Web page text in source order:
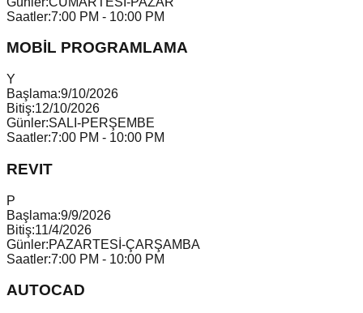
Saatler:7:00 PM - 10:00 PM
MOBİL PROGRAMLAMA
Y
Başlama:9/10/2026
Bitiş:12/10/2026
Günler:SALI-PERŞEMBE
Saatler:7:00 PM - 10:00 PM
REVIT
P
Başlama:9/9/2026
Bitiş:11/4/2026
Günler:PAZARTESİ-ÇARŞAMBA
Saatler:7:00 PM - 10:00 PM
AUTOCAD